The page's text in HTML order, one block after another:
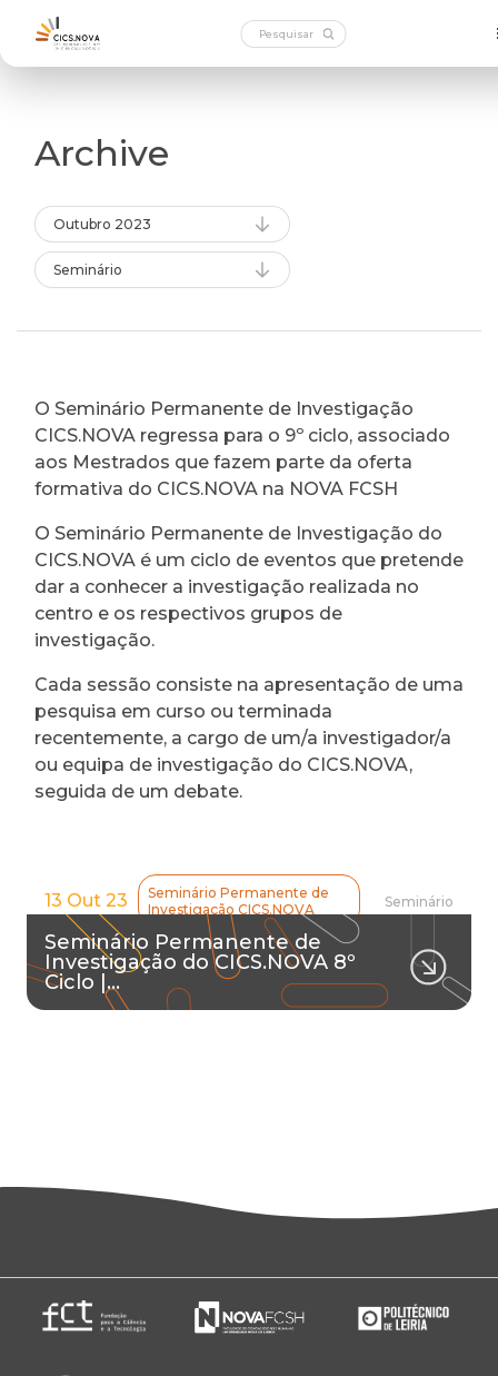
Archive
Outubro 2023
Seminário
O Seminário Permanente de Investigação
CICS.NOVA regressa para o 9º ciclo, associado
aos Mestrados que fazem parte da oferta
formativa do CICS.NOVA na NOVA FCSH
O Seminário Permanente de Investigação do
CICS.NOVA é um ciclo de eventos que pretende
dar a conhecer a investigação realizada no
centro e os respectivos grupos de
investigação.
Cada sessão consiste na apresentação de uma
pesquisa em curso ou terminada
recentemente, a cargo de um/a investigador/a
ou equipa de investigação do CICS.NOVA,
seguida de um debate.
13 Out 23
Seminário Permanente de
Investigação CICS.NOVA
Seminário
Seminário Permanente de
Investigação do CICS.NOVA 8º
Ciclo |…